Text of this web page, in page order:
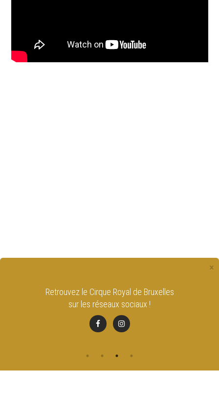
×
Retrouvez le Cirque Royal de Bruxelles
sur les réseaux sociaux !